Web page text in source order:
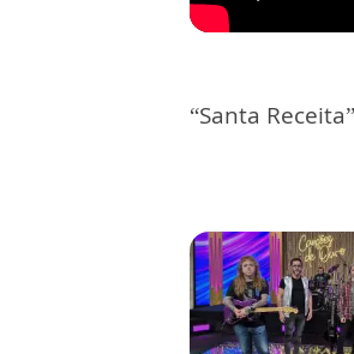
“Santa